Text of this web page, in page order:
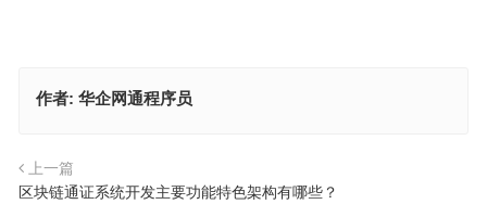
作者: 华企网通程序员
上一篇
区块链通证系统开发主要功能特色架构有哪些？